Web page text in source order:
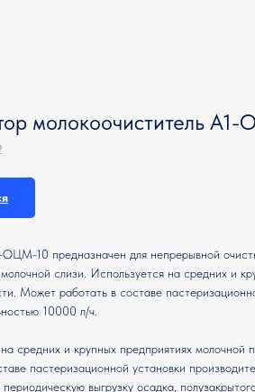
молокоочиститель
10 предназначен для непрерывной
слизи. Используется на средних и
Может работать в составе
10000 л/ч.
средних и крупных предприятиях молочной
пастеризационной установки
выгрузку осадка,